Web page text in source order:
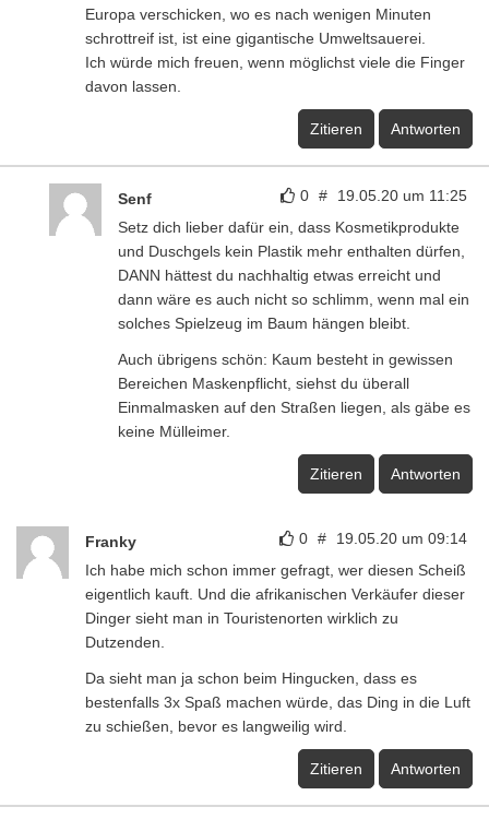
Europa verschicken, wo es nach wenigen Minuten
schrottreif ist, ist eine gigantische Umweltsauerei.
Ich würde mich freuen, wenn möglichst viele die Finger
davon lassen.
Zitieren Antworten
0 # 19.05.20 um 11:25
Senf
Setz dich lieber dafür ein, dass Kosmetikprodukte
und Duschgels kein Plastik mehr enthalten dürfen,
DANN hättest du nachhaltig etwas erreicht und
dann wäre es auch nicht so schlimm, wenn mal ein
solches Spielzeug im Baum hängen bleibt.
Auch übrigens schön: Kaum besteht in gewissen
Bereichen Maskenpflicht, siehst du überall
Einmalmasken auf den Straßen liegen, als gäbe es
keine Mülleimer.
Zitieren Antworten
0 # 19.05.20 um 09:14
Franky
Ich habe mich schon immer gefragt, wer diesen Scheiß
eigentlich kauft. Und die afrikanischen Verkäufer dieser
Dinger sieht man in Touristenorten wirklich zu
Dutzenden.
Da sieht man ja schon beim Hingucken, dass es
bestenfalls 3x Spaß machen würde, das Ding in die Luft
zu schießen, bevor es langweilig wird.
Zitieren Antworten